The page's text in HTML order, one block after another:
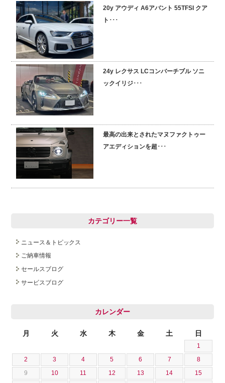
20y アウディ A6アバント 55TFSI クア
ト･･･
24y レクサス LCコンバーチブル ソニ
ックイリジ･･･
最高の出来とされたマヌファクトゥー
アエディションを超･･･
カテゴリー一覧
ニュース＆トピックス
ご納車情報
セールスブログ
サービスブログ
カレンダー
月 火 水 木 金 土 日
1
2
3 4 5 6 7
8
9
10 11 12 13 14 15